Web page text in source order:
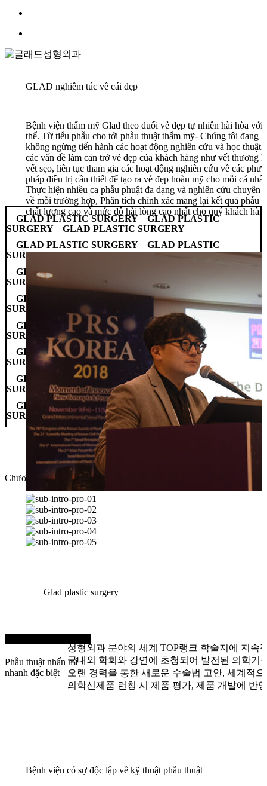
GLAD nghiêm túc về cái đẹp
Bệnh viện thẩm mỹ Glad theo đuổi vẻ đẹp tự nhiên hài hòa với
thể. Từ tiểu phẫu cho tới phẫu thuật thẩm mỹ- Chúng tôi đang
không ngừng tiến hành các hoạt động nghiên cứu và học thuật
các vấn đề làm cản trở vẻ đẹp của khách hàng như vết thương
vết sẹo, liên tục tham gia các hoạt động nghiên cứu về các
pháp điều trị cần thiết để tạo ra vẻ đẹp hoàn mỹ cho mỗi cá
Thực hiện nhiều ca phẫu phuật đa dạng và nghiên cứu chuyên
về mỗi trường hợp, Phân tích chính xác mang lại kết quả phẫu
chất lượng cao và mức độ hài lòng cao nhất cho quý khách
Glad plastic surgery
성형외과 분야의 세계 TOP랭크 학술지에 지속
국내외 학회와 강연에 초청되어 발전된 의학기
오랜 경력을 통한 새로운 수술법 고안, 세계적
의학신제품 런칭 시 제품 평가, 제품 개발에 반영
Bệnh viện có sự độc lập về kỹ thuật phẫu thuật
GLAD PLASTIC SURGERY GLAD PLASTIC
SURGERY GLAD PLASTIC SURGERY
GLAD PLASTIC SURGERY GLAD PLASTIC
SURGERY GLAD PLASTIC SURGERY
GLAD PLASTIC SURGERY GLAD PLASTIC
SURGERY GLAD PLASTIC SURGERY
GLAD PLASTIC SURGERY GLAD PLASTIC
SURGERY GLAD PLASTIC SURGERY
GLAD PLASTIC SURGERY GLAD PLASTIC
SURGERY GLAD PLASTIC SURGERY
GLAD PLASTIC SURGERY GLAD PLASTIC
SURGERY GLAD PLASTIC SURGERY
GLAD PLASTIC SURGERY GLAD PLASTIC
SURGERY GLAD PLASTIC SURGERY
GLAD PLASTIC SURGERY GLAD PLASTIC
SURGERY GLAD PLASTIC SURGERY
Chương trình đặc biệt tại Glad
Phẫu thuật nhấn mí
nhanh đặc biệt